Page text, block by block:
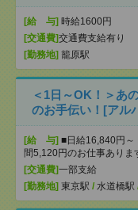
[給 与] 時給1600円
[交通費]交通費支給有り
[勤務地] 籠原駅
＜1日～OK！＞あ
のお手伝い！[アル
[給 与] ■日給16,840円
間5,120円のお仕事ありま
[交通費]一部支給
[勤務地] 東京駅 / 水道橋駅